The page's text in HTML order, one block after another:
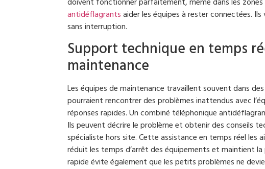
antidéflagrantsaider les équipes à rester connectées.
sans interruption.
Support technique en temps
maintenance
Les équipes de maintenance travaillent souvent dans
pourraient rencontrer des problèmes inattendus avec
réponses rapides. Un combiné téléphonique
Ils peuvent décrire le problème et obtenir des conseils
spécialiste hors site. Cette assistance en temps réel les
réduit les temps d’arrêt des équipements et maintient
rapide évite également que les petits problèmes ne